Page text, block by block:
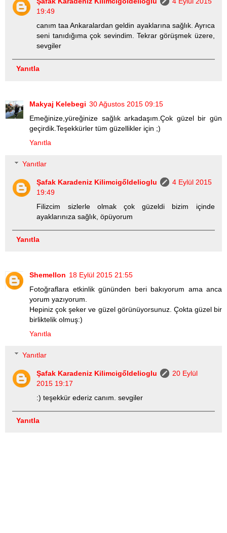
19:49
canım taa Ankaralardan geldin ayaklarına sağlık. Ayrıca
seni tanıdığıma çok sevindim. Tekrar görüşmek üzere,
sevgiler
Yanıtla
Makyaj Kelebegi 30 Ağustos 2015 09:15
Emeğinize,yüreğinize sağlık arkadaşım.Çok güzel bir gün
geçirdik.Teşekkürler tüm güzellikler için ;)
Yanıtla
Yanıtlar
Şafak Karadeniz Kilimcigőldelioglu
4 Eylül 2015
19:49
Filizcim sizlerle olmak çok güzeldi bizim içinde
ayaklarınıza sağlık, öpüyorum
Yanıtla
Shemellon 18 Eylül 2015 21:55
Fotoğraflara etkinlik gününden beri bakıyorum ama anca
yorum yazıyorum.
Hepiniz çok şeker ve güzel görünüyorsunuz. Çokta güzel bir
birliktelik olmuş:)
Yanıtla
Yanıtlar
Şafak Karadeniz Kilimcigőldelioglu
20 Eylül
2015 19:17
:) teşekkür ederiz canım. sevgiler
Yanıtla